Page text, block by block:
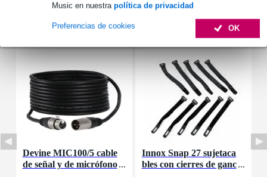
Music en nuestra política de privacidad
OK
Preferencias de cookies
Accesorios (6)
Devine MIC100/5 cable
de señal y de micrófono
Innox Snap 27 sujetaca
bles con cierres de ganc